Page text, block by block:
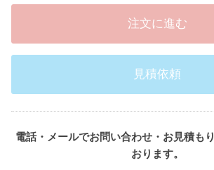
注文に進む
見積依頼
電話・メールでお問い合わせ・お見積も
おります。